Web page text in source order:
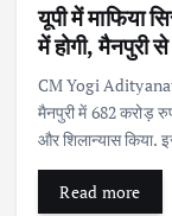
यूपी में माफिया
में होगी, मैनपुरी
CM Yogi
मैनपुरी में 682 करोड़
और शिलान्यास किया.
Read more